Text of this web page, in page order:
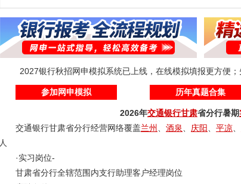
2027银行秋招网申模拟系统已上线，在线模拟填报更方便
参加网申模拟 历年真题合集
2026年交通银行甘肃省分行暑期
交通银行甘肃省分行经营网络覆盖兰州 酒泉 庆阳 平凉
人
·实习岗位-
甘肃省分行全辖范围内支行助理客户经理岗位